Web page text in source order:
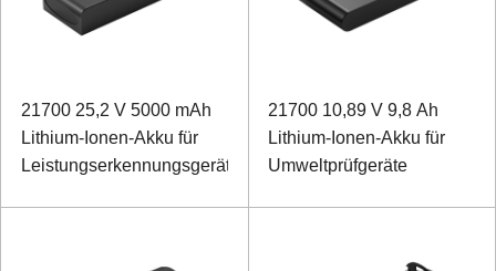
21700 25,2 V 5000 mAh
Lithium-Ionen-Akku für
Leistungserkennungsgeräte
21700 10,89 V 9,8 Ah
Lithium-Ionen-Akku für
Umweltprüfgeräte